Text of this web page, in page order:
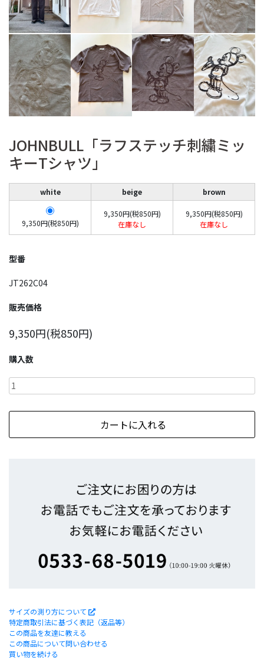
JOHNBULL「ラフステッチ刺繍ミッ
キーTシャツ」
white beige brown
9,350円(税850円)
9,350円(税850円)
在庫なし
9,350円(税850円)
在庫なし
型番
JT262C04
販売価格
9,350円(税850円)
購入数
サイズの測り方について
特定商取引法に基づく表記（返品等）
この商品を友達に教える
この商品について問い合わせる
買い物を続ける